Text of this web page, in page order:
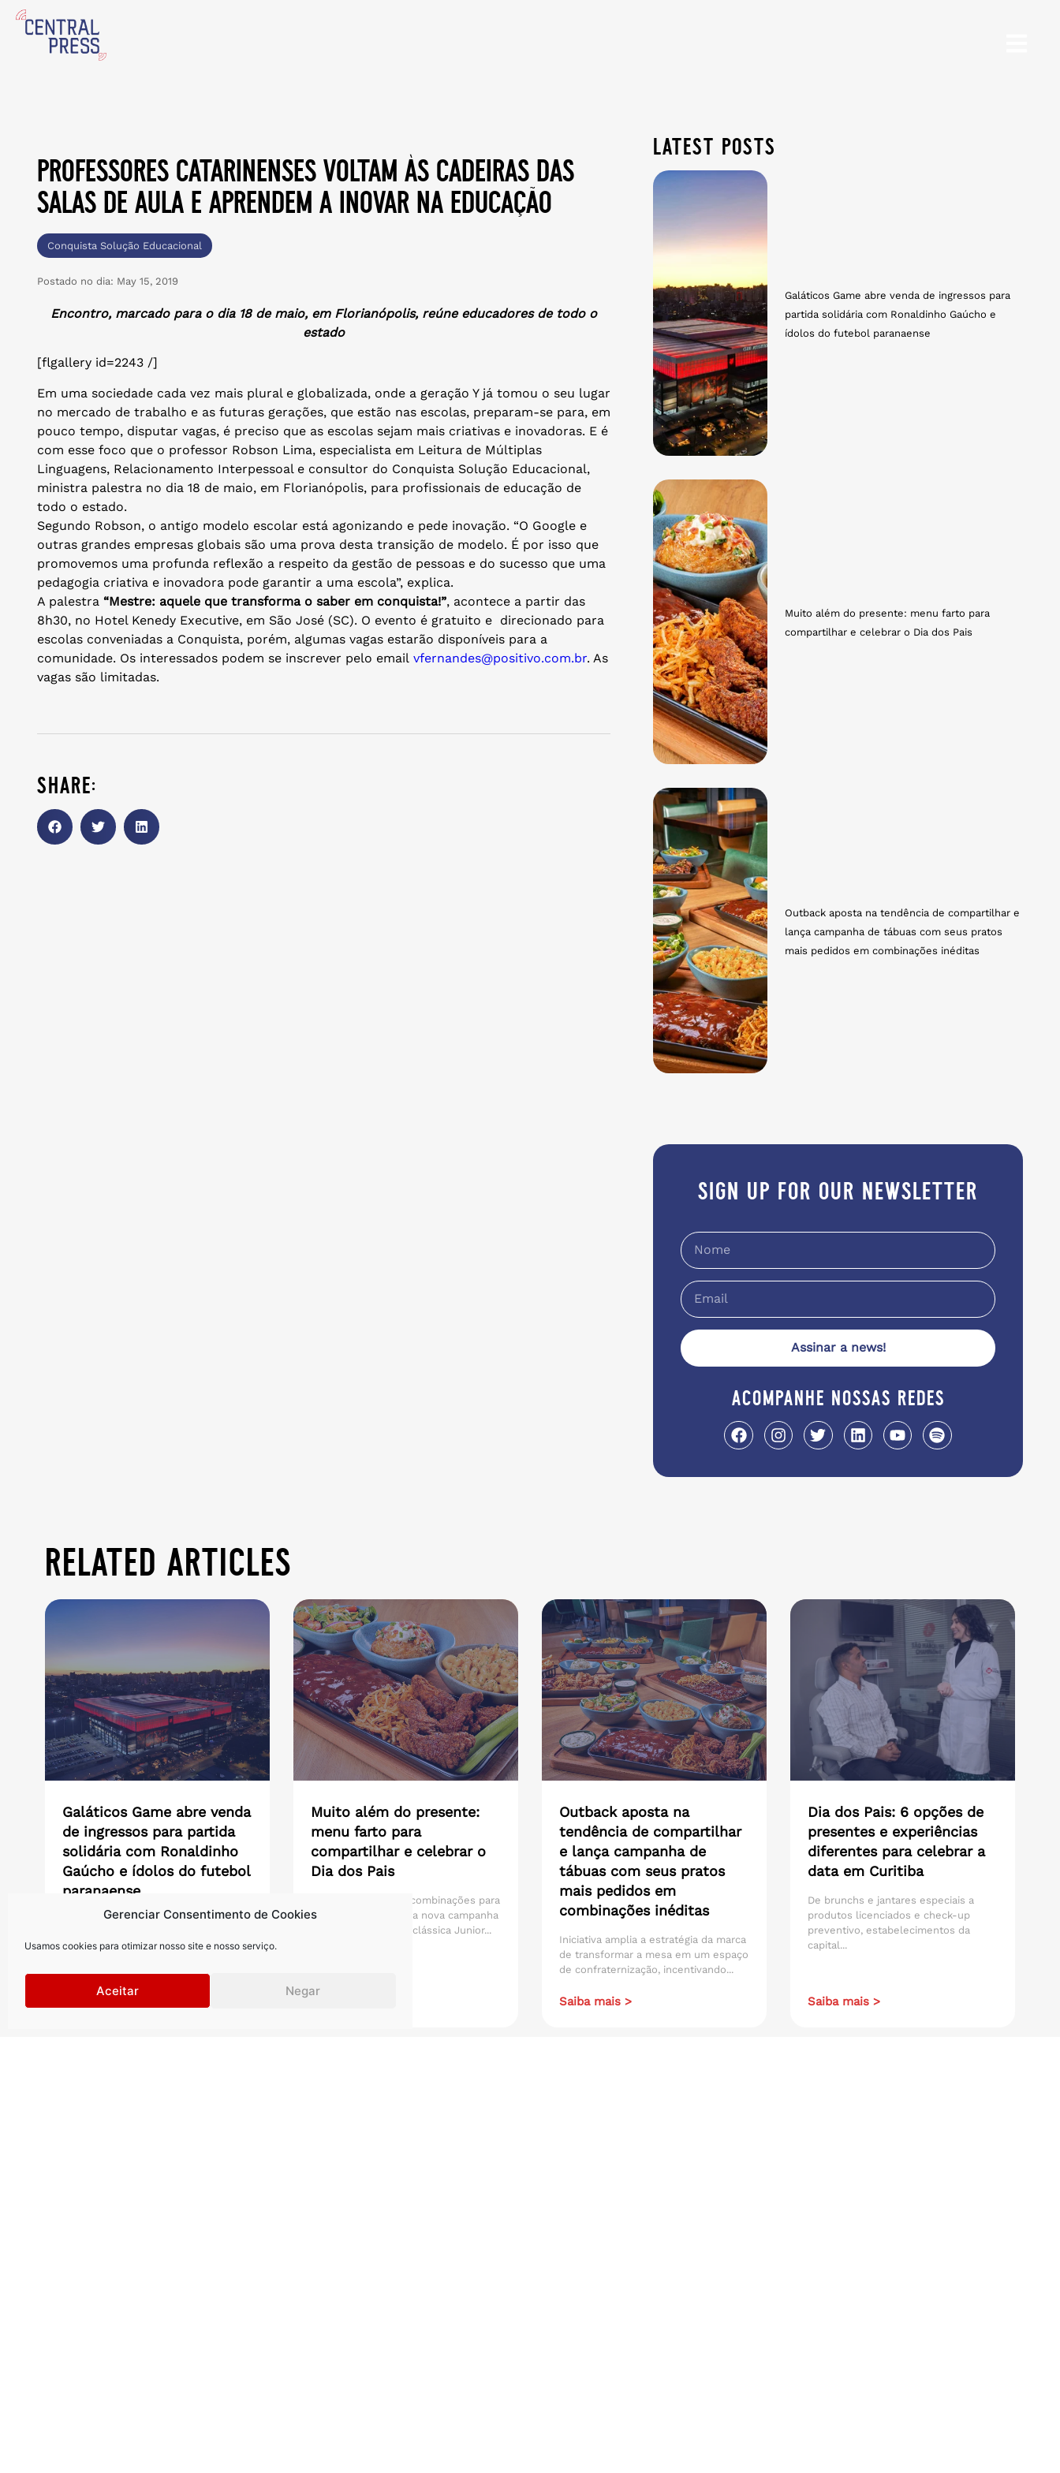
Gerenciar Consentimento de Cookies
Usamos cookies para otimizar nosso site e nosso serviço.
Aceitar Negar
professores catarinenses voltam às cadeiras das
salas de aula e aprendem a inovar na educação
Conquista Solução Educacional
Postado no dia: May 15, 2019
Encontro, marcado para o dia 18 de maio, em Florianópolis, reúne educadores de todo o
estado
[flgallery id=2243 /]
Em uma sociedade cada vez mais plural e globalizada, onde a geração Y já tomou o seu lugar
no mercado de trabalho e as futuras gerações, que estão nas escolas, preparam-se para, em
pouco tempo, disputar vagas, é preciso que as escolas sejam mais criativas e inovadoras. E é
com esse foco que o professor Robson Lima, especialista em Leitura de Múltiplas
Linguagens, Relacionamento Interpessoal e consultor do Conquista Solução Educacional,
ministra palestra no dia 18 de maio, em Florianópolis, para profissionais de educação de
todo o estado.
Segundo Robson, o antigo modelo escolar está agonizando e pede inovação. “O Google e
outras grandes empresas globais são uma prova desta transição de modelo. É por isso que
promovemos uma profunda reflexão a respeito da gestão de pessoas e do sucesso que uma
pedagogia criativa e inovadora pode garantir a uma escola”, explica.
A palestra “Mestre: aquele que transforma o saber em conquista!”, acontece a partir das
8h30, no Hotel Kenedy Executive, em São José (SC). O evento é gratuito e direcionado para
escolas conveniadas a Conquista, porém, algumas vagas estarão disponíveis para a
comunidade. Os interessados podem se inscrever pelo email vfernandes@positivo.com.br. As
vagas são limitadas.
share:
latest posts
Galáticos Game abre venda de ingressos para
partida solidária com Ronaldinho Gaúcho e
ídolos do futebol paranaense
Muito além do presente: menu farto para
compartilhar e celebrar o Dia dos Pais
Outback aposta na tendência de compartilhar e
lança campanha de tábuas com seus pratos
mais pedidos em combinações inéditas
sign up for our newsletter
Assinar a news!
acompanhe nossas redes
related articles
Galáticos Game abre venda
de ingressos para partida
solidária com Ronaldinho
Gaúcho e ídolos do futebol
paranaense
Partida entre Amigos de Ronaldinho
acontece no dia 3 de outubro, na
Muito além do presente:
menu farto para
compartilhar e celebrar o
Dia dos Pais
Outback aposta em combinações para
compartilhar com sua nova campanha
de Tábuas, unindo a clássica Junior...
Outback aposta na
tendência de compartilhar
e lança campanha de
tábuas com seus pratos
mais pedidos em
combinações inéditas
Iniciativa amplia a estratégia da marca
de transformar a mesa em um espaço
de confraternização, incentivando...
Saiba mais >
Dia dos Pais: 6 opções de
presentes e experiências
diferentes para celebrar a
data em Curitiba
De brunchs e jantares especiais a
produtos licenciados e check-up
preventivo, estabelecimentos da
capital...
Saiba mais >